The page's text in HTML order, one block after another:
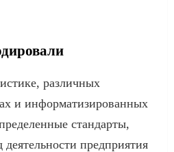
различных
и информатизированных
стандарты,
предприятия